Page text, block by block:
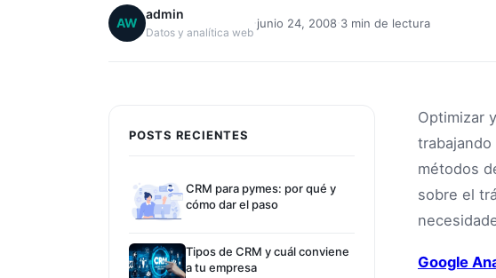
AW
admin
Datos y analítica web
junio 24, 2008 3 min de lectura
POSTS RECIENTES
CRM para pymes: por qué y
cómo dar el paso
Tipos de CRM y cuál conviene
a tu empresa
Optimizar
métodos
sobre el
Google